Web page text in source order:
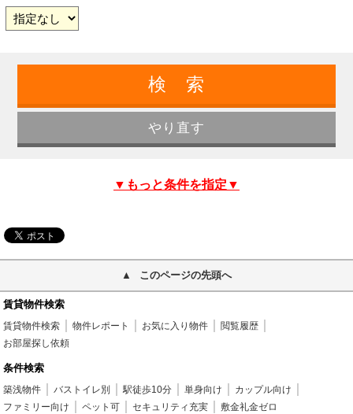
▼もっと条件を指定▼
このページの先頭へ
賃貸物件検索
賃貸物件検索 物件レポート お気に入り物件
閲覧履歴
お部屋探し依頼
条件検索
築浅物件 バストイレ別 駅徒歩10分 単身向け
カップル向け
ファミリー向け
ペット可 セキュリティ充実 敷金礼金ゼロ